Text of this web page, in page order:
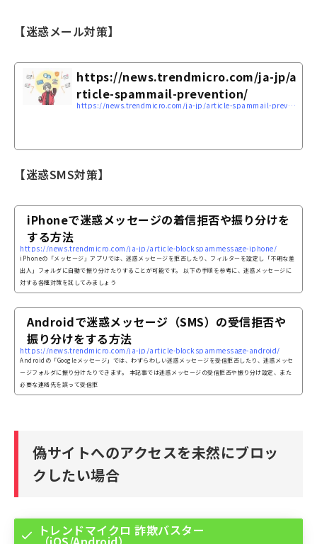
【迷惑メール対策】
https://news.trendmicro.com/ja-jp/a
rticle-spammail-prevention/
https://news.trendmicro.com/ja-jp/article-spammail-prevention/
【迷惑SMS対策】
iPhoneで迷惑メッセージの着信拒否や振り分けを
する方法
https://news.trendmicro.com/ja-jp/article-blockspammessage-iphone/
iPhoneの「メッセージ」アプリでは、迷惑メッセージを拒否したり、フィルターを設定し「不明な差
出人」フォルダに自動で振り分けたりすることが可能です。 以下の手順を参考に、迷惑メッセージに
対する各種対策を試してみましょう
Androidで迷惑メッセージ（SMS）の受信拒否や
振り分けをする方法
https://news.trendmicro.com/ja-jp/article-blockspammessage-android/
Androidの「Googleメッセージ」では、わずらわしい迷惑メッセージを受信拒否したり、迷惑メッセ
ージフォルダに振り分けたりできます。 本記事では迷惑メッセージの受信拒否や振り分け設定、また
必要な連絡先を誤って受信拒
偽サイトへのアクセスを未然にブロッ
クしたい場合
トレンドマイクロ 詐欺バスター